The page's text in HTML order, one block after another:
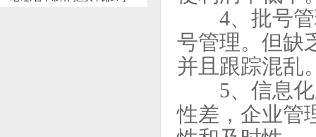
4、批号管
号管理。但缺
并且跟踪混乱
5、信息化
性差，企业管